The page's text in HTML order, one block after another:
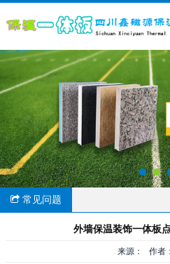
常见问题
外墙保温装饰一体板
来源： 作者